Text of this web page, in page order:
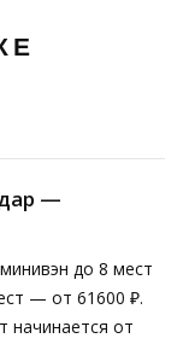
—
до 8 мест
— от 61600 ₽.
начинается от